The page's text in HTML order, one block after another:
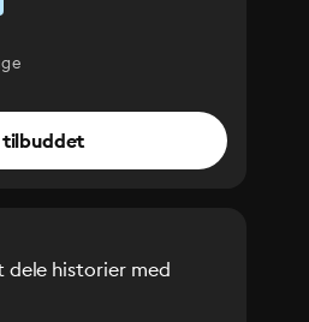
dele historier med